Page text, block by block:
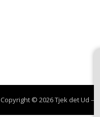
Copyright © 2026 Tjek det Ud –